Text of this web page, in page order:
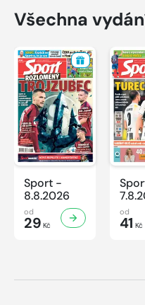
Všechna
Sport -
8.8.2026
od
29 Kč
od
41 Kč